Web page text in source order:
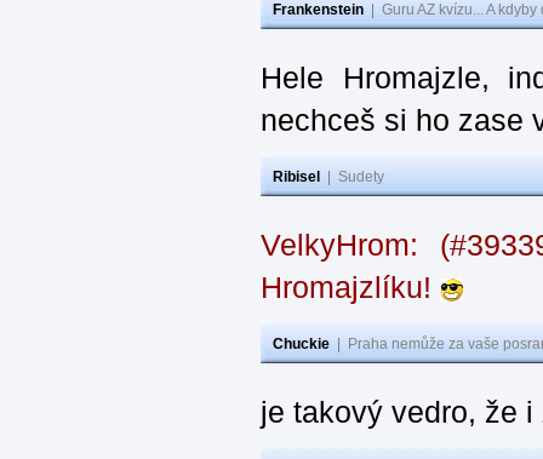
Frankenstein Guru AZ kvízu... A
Hele Hromajzle,
nechceš si ho zase
Ribisel Sudety
VelkyHrom:
Hromajzlíku!
Chuckie Praha nemůže za vaše
je takový vedro, že